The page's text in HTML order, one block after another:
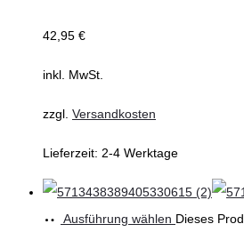
42,95 €
inkl. MwSt.
zzgl. Versandkosten
Lieferzeit: 2-4 Werktage
Ausführung wählen Dieses